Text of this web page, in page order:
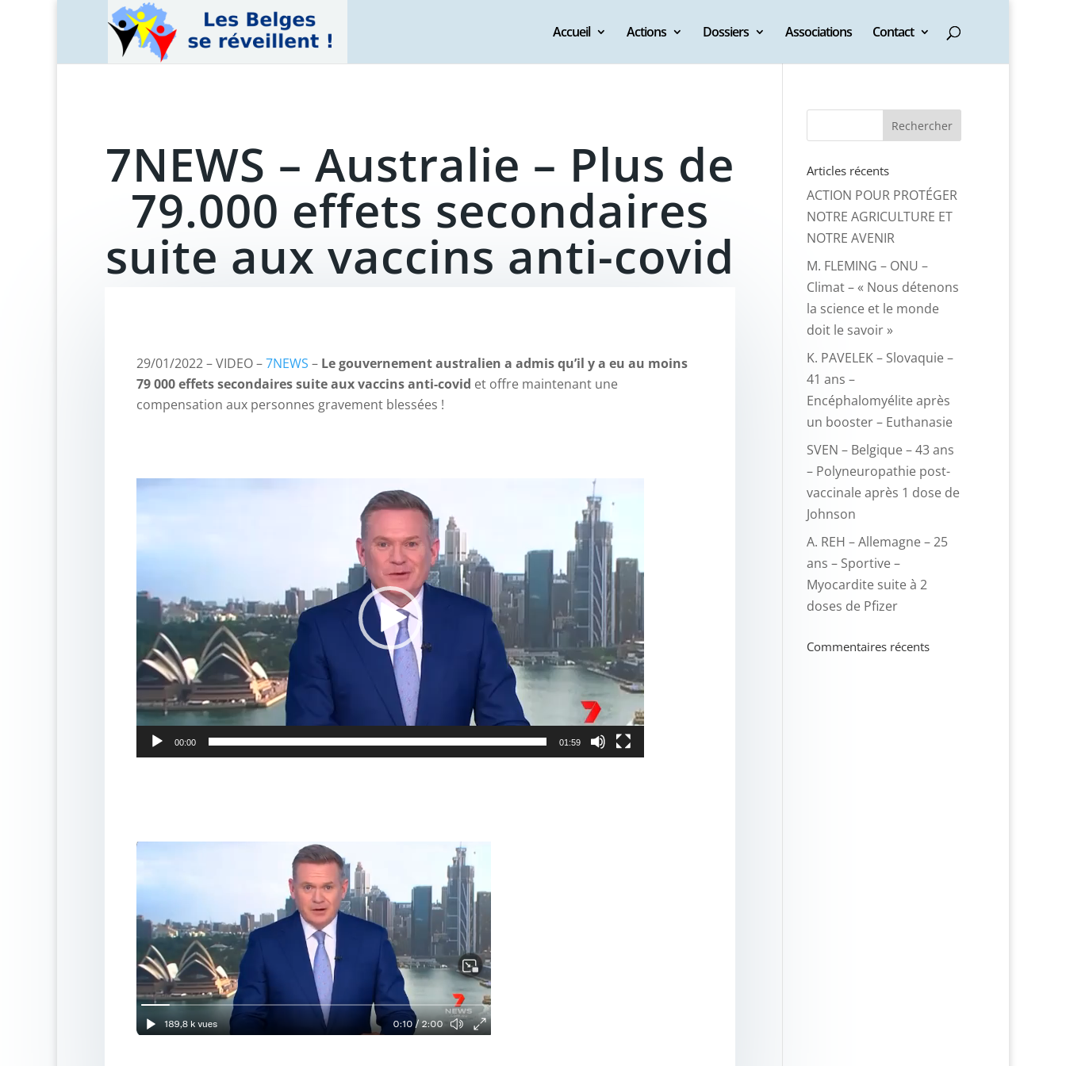
Accueil Actions Dossiers Associations Contact
7NEWS – Australie – Plus de
79.000 effets secondaires
suite aux vaccins anti-covid
29/01/2022 – VIDEO –7NEWS – Le gouvernement australien a admis qu’il y a eu au moins
79 000 effets secondaires suite aux vaccins anti-covid et offre maintenant une
compensation aux personnes gravement blessées !
00:00 01:59
Articles récents
ACTION POUR PROTÉGER
NOTRE AGRICULTURE ET
NOTRE AVENIR
M. FLEMING – ONU –
Climat – « Nous détenons
la science et le monde
doit le savoir »
K. PAVELEK – Slovaquie –
41 ans –
Encéphalomyélite après
un booster – Euthanasie
SVEN – Belgique – 43 ans
– Polyneuropathie post-
vaccinale après 1 dose de
Johnson
A. REH – Allemagne – 25
ans – Sportive –
Myocardite suite à 2
doses de Pfizer
Commentaires récents